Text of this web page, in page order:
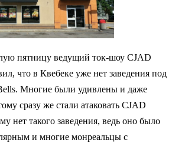
пятницу ведущий ток-шоу CJAD
что в Квебеке уже нет заведения под
Многие были удивлены и даже
сразу же стали атаковать CJAD
нет такого заведения, ведь оно было
и многие монреальцы с